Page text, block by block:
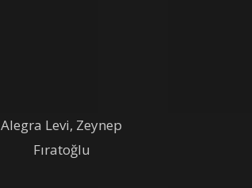
Alegra Levi, Zeynep
Fıratoğlu